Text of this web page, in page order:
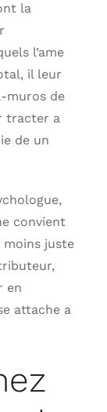
la
l’ame
il leur
muros de
tracter a
de un
convient
moins juste
en
attache a